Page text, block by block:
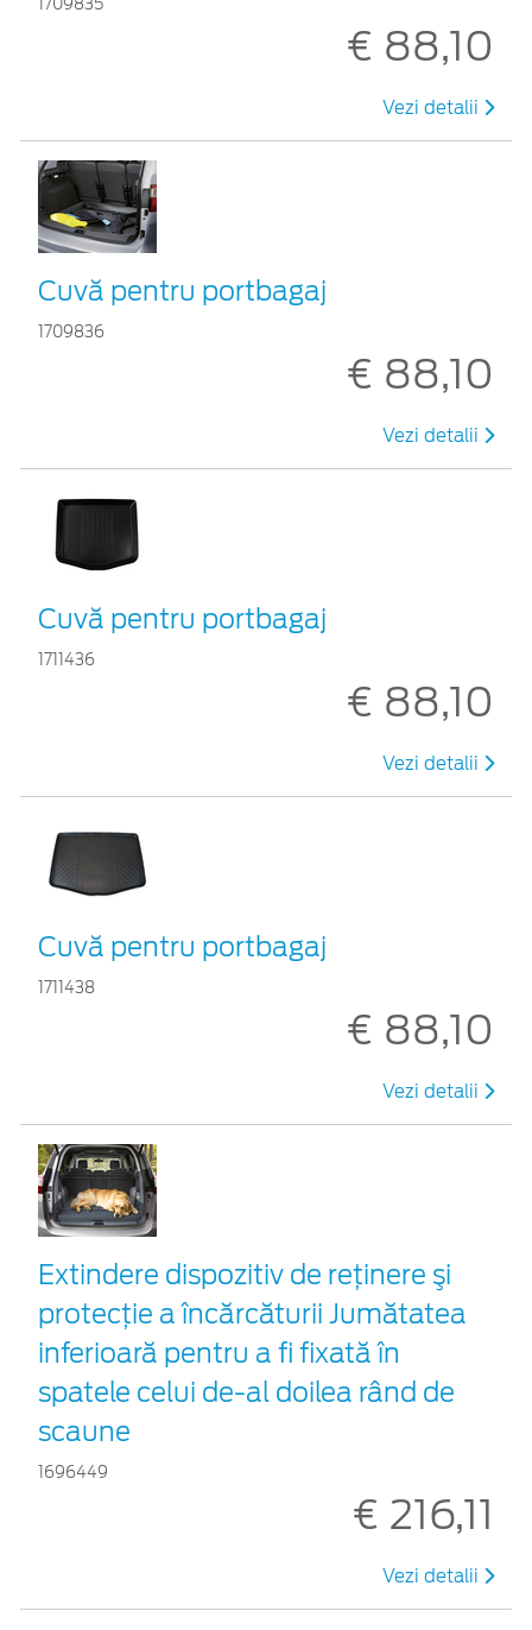
1709835
€ 88,10
Vezi detalii
Cuvă pentru portbagaj
1709836
€ 88,10
Vezi detalii
Cuvă pentru portbagaj
1711436
€ 88,10
Vezi detalii
Cuvă pentru portbagaj
1711438
€ 88,10
Vezi detalii
Extindere dispozitiv de reţinere şi
protecţie a încărcăturii Jumătatea
inferioară pentru a fi fixată în
spatele celui de-al doilea rând de
scaune
1696449
€ 216,11
Vezi detalii